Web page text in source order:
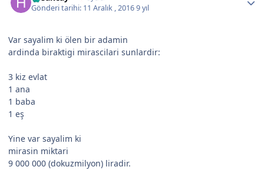
Gönderi tarihi: 11 Aralık , 20169 yıl
Var sayalim ki ölen bir adamin
ardinda biraktigi mirascilari sunlardir:
3 kiz evlat
1 ana
1 baba
1 eş
Yine var sayalim ki
mirasin miktari
9 000 000 (dokuzmilyon) liradir.